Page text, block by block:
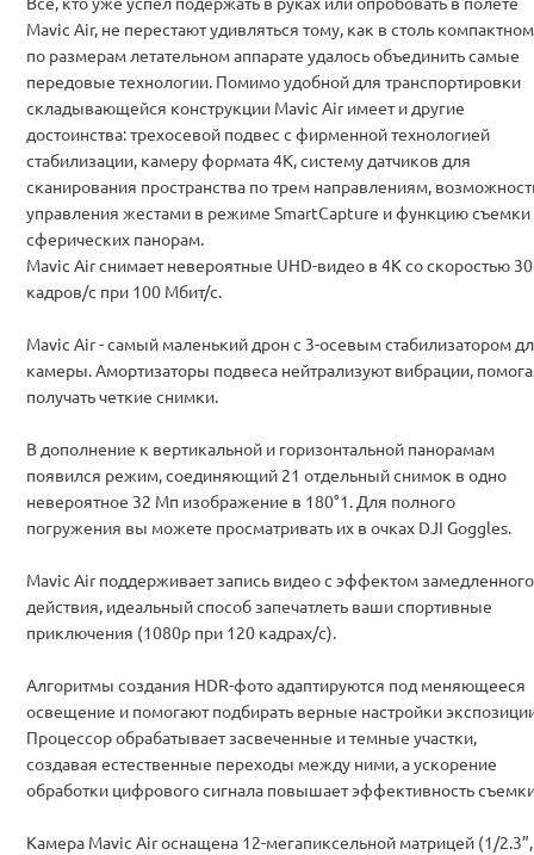
Mavic Air, не перестают удивляться тому, как в столь компактном
по размерам летательном аппарате удалось объединить самые
передовые технологии. Помимо удобной для транспортировки
складывающейся конструкции Mavic Air имеет и другие
достоинства: трехосевой подвес с фирменной технологией
стабилизации, камеру формата 4К, систему датчиков для
сканирования пространства по трем направлениям,
управления жестами в режиме SmartCapture и функцию съемки
сферических панорам.
Mavic Air снимает невероятные UHD-видео в 4К со скоростью 30
кадров/с при 100 Мбит/с.
Mavic Air - самый маленький дрон с 3-осевым стабилизатором
камеры. Амортизаторы подвеса нейтрализуют вибрации,
получать четкие снимки.
В дополнение к вертикальной и горизонтальной панорамам
появился режим, соединяющий 21 отдельный снимок в одно
невероятное 32 Мп изображение в 180°1. Для полного
погружения вы можете просматривать их в очках DJI Goggles.
Mavic Air поддерживает запись видео с эффектом замедленного
действия, идеальный способ запечатлеть ваши спортивные
приключения (1080p при 120 кадрах/с).
Алгоритмы создания HDR-фото адаптируются под меняющееся
освещение и помогают подбирать верные настройки
Процессор обрабатывает засвеченные и темные участки,
создавая естественные переходы между ними, а ускорение
обработки цифрового сигнала повышает эффективность
Камера Mavic Air оснащена 12-мегапиксельной матрицей (1/2.3”,